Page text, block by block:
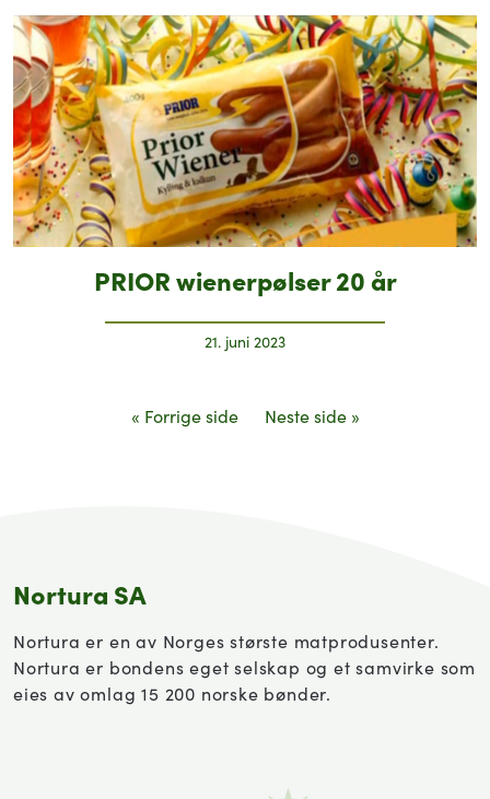
PRIOR wienerpølser 20 år
21. juni 2023
« Forrige side Neste side »
Nortura SA
Nortura er en av Norges største matprodusenter.
Nortura er bondens eget selskap og et samvirke som
eies av omlag 15 200 norske bønder.